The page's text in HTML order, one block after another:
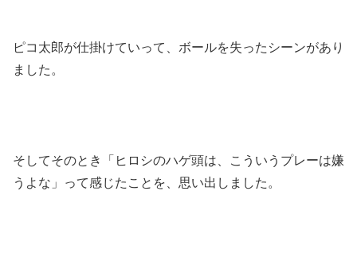
ピコ太郎が仕掛けていって、ボールを失ったシーンがあり
ました。
そしてそのとき「ヒロシのハゲ頭は、こういうプレーは嫌
うよな」って感じたことを、思い出しました。